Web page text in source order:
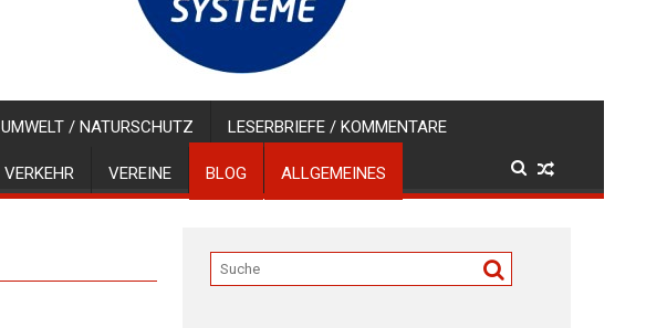
UMWELT / NATURSCHUTZ LESERBRIEFE / KOMMENTARE
VERKEHR VEREINE BLOG ALLGEMEINES